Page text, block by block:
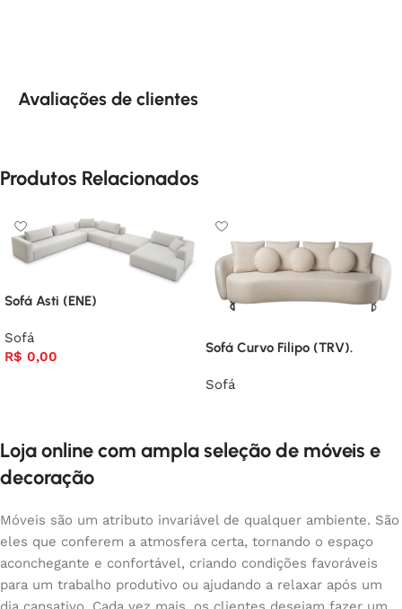
Avaliações de clientes
Produtos Relacionados
Sofá Asti (ENE)
Sofá
R$ 0,00
Sofá Curvo Filipo (TRV).
Sofá
Loja online com ampla seleção de móveis e
decoração
Móveis são um atributo invariável de qualquer ambiente. São
eles que conferem a atmosfera certa, tornando o espaço
aconchegante e confortável, criando condições favoráveis
para um trabalho produtivo ou ajudando a relaxar após um